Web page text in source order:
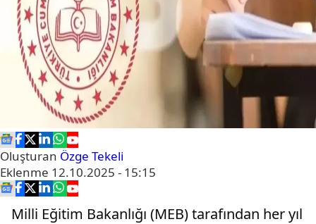
Oluşturan Özge Tekeli
Eklenme 12.10.2025 - 15:15
Milli Eğitim Bakanlığı (MEB) tarafından her yıl